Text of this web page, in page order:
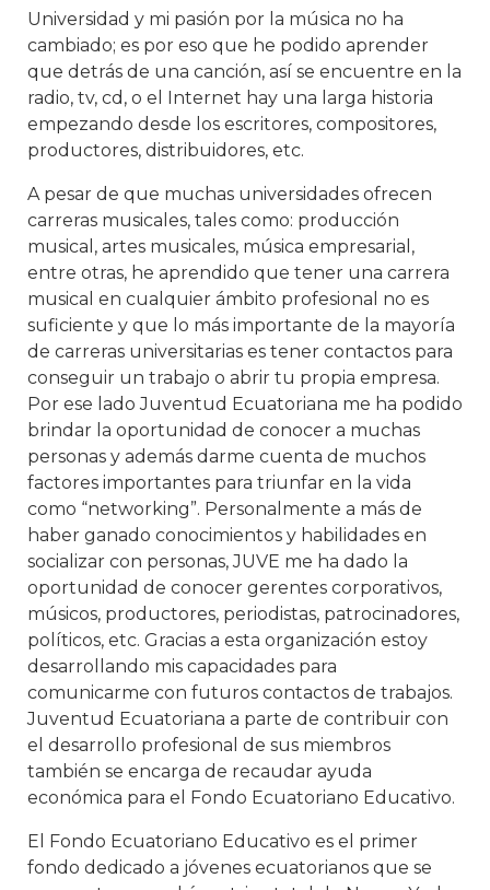
Universidad y mi pasión por la música no ha
cambiado; es por eso que he podido aprender
que detrás de una canción, así se encuentre en la
radio, tv, cd, o el Internet hay una larga historia
empezando desde los escritores, compositores,
productores, distribuidores, etc.
A pesar de que muchas universidades ofrecen
carreras musicales, tales como: producción
musical, artes musicales, música empresarial,
entre otras, he aprendido que tener una carrera
musical en cualquier ámbito profesional no es
suficiente y que lo más importante de la mayoría
de carreras universitarias es tener contactos para
conseguir un trabajo o abrir tu propia empresa.
Por ese lado Juventud Ecuatoriana me ha podido
brindar la oportunidad de conocer a muchas
personas y además darme cuenta de muchos
factores importantes para triunfar en la vida
como “networking”. Personalmente a más de
haber ganado conocimientos y habilidades en
socializar con personas, JUVE me ha dado la
oportunidad de conocer gerentes corporativos,
músicos, productores, periodistas, patrocinadores,
políticos, etc. Gracias a esta organización estoy
desarrollando mis capacidades para
comunicarme con futuros contactos de trabajos.
Juventud Ecuatoriana a parte de contribuir con
el desarrollo profesional de sus miembros
también se encarga de recaudar ayuda
económica para el Fondo Ecuatoriano Educativo.
El Fondo Ecuatoriano Educativo es el primer
fondo dedicado a jóvenes ecuatorianos que se